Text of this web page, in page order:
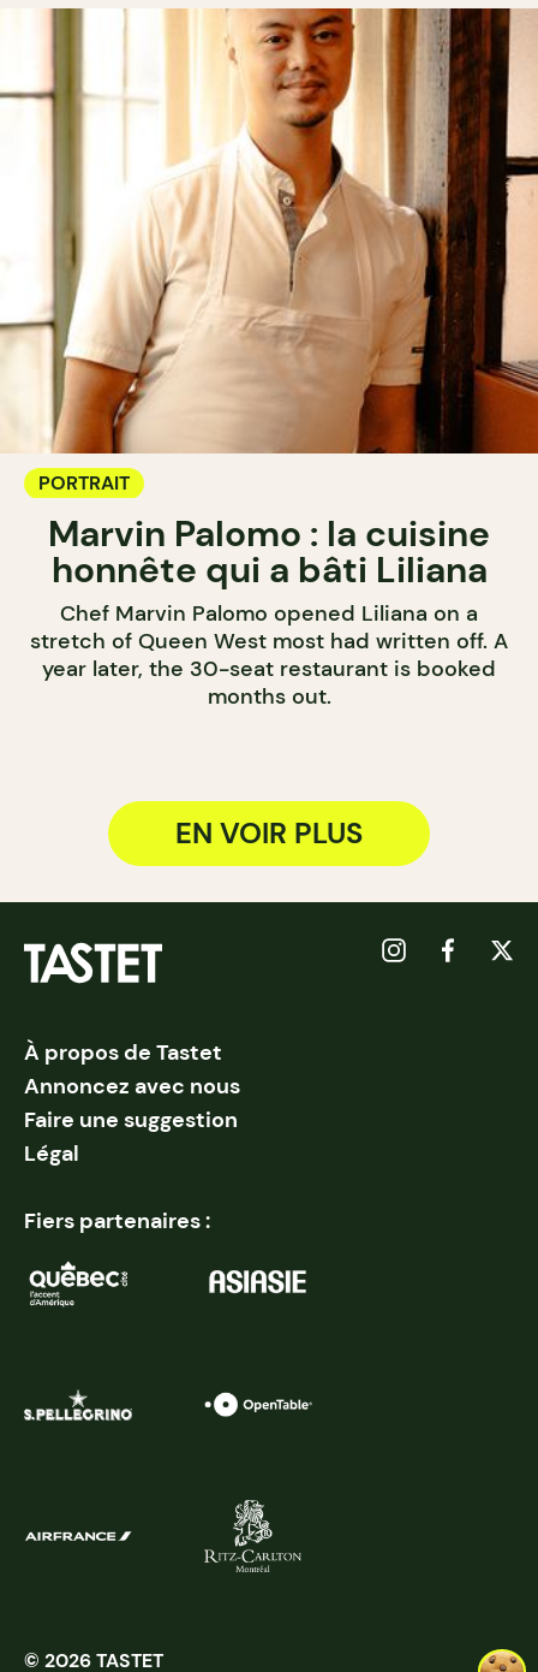
PORTRAIT
Marvin Palomo : la cuisine
honnête qui a bâti Liliana
Chef Marvin Palomo opened Liliana on a
stretch of Queen West most had written off. A
year later, the 30-seat restaurant is booked
months out.
EN VOIR PLUS
À propos de Tastet
Annoncez avec nous
Faire une suggestion
Légal
Fiers partenaires :
© 2026 TASTET